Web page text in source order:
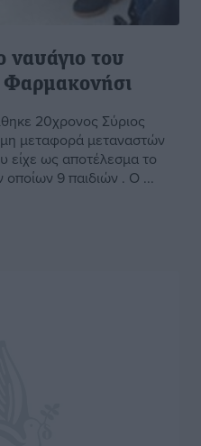
ναυάγιο του
Φαρμακονήσι
20χρονος Σύριος
μεταφορά μεταναστών
είχε ως αποτέλεσμα το
9 παιδιών . Ο ...